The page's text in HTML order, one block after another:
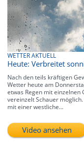
WETTER AKTUELL
Heute: Verbreitet
Nach den teils kräftigen
Wetter heute am
etwas Regen mit einzelnen
vereinzelt Schauer
mit einer westliche...
Video ansehen